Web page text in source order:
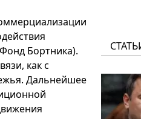
Бортника).
как с
Дальнейшее